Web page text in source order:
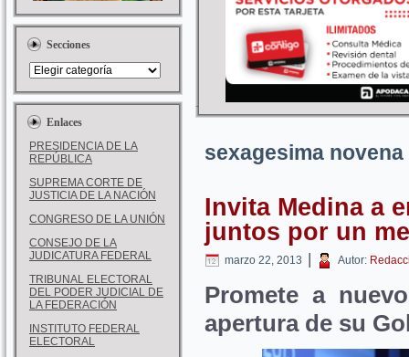
Secciones
Enlaces
PRESIDENCIA DE LA
REPÚBLICA
SUPREMA CORTE DE
JUSTICIA DE LA NACIÓN
CONGRESO DE LA UNIÓN
CONSEJO DE LA
JUDICATURA FEDERAL
TRIBUNAL ELECTORAL
DEL PODER JUDICIAL DE
LA FEDERACIÓN
INSTITUTO FEDERAL
ELECTORAL
sexagesima
Invita Medina a
juntos por un
marzo 22, 2013 | Autor:
Promete a
apertura de su